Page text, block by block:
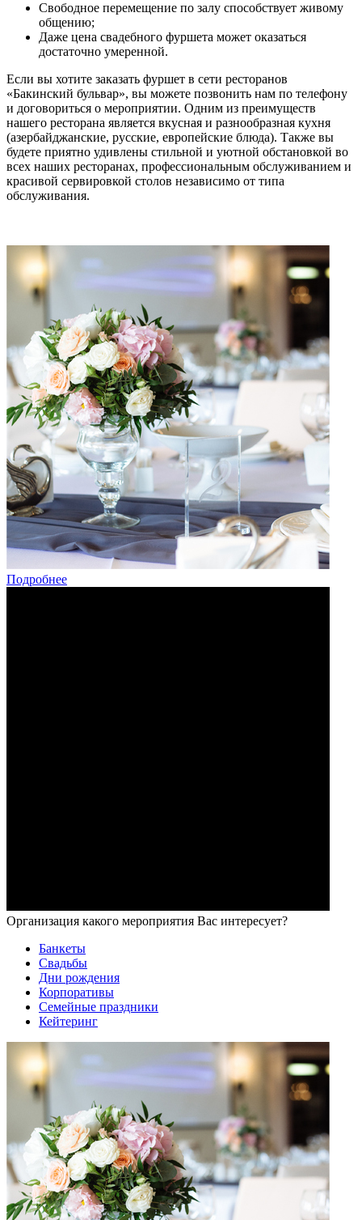
Свободное перемещение по залу способствует живому
общению;
Даже цена свадебного фуршета может оказаться
достаточно умеренной.
Если вы хотите заказать фуршет в сети ресторанов
«Бакинский бульвар», вы можете позвонить нам по телефону
и договориться о мероприятии. Одним из преимуществ
нашего ресторана является вкусная и разнообразная кухня
(азербайджанские, русские, европейские блюда). Также вы
будете приятно удивлены стильной и уютной обстановкой во
всех наших ресторанах, профессиональным обслуживанием и
красивой сервировкой столов независимо от типа
обслуживания.
Подробнее
Организация какого мероприятия Вас интересует?
Банкеты
Свадьбы
Дни рождения
Корпоративы
Семейные праздники
Кейтеринг